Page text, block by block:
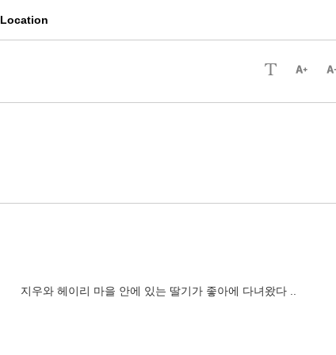
Location
지우와 헤이리 마을 안에 있는 딸기가 좋아에 다녀왔다 ..